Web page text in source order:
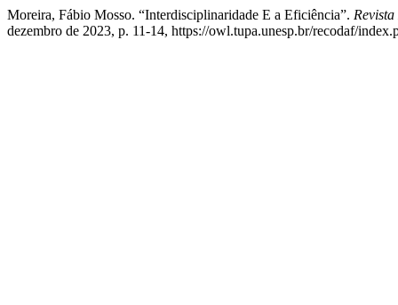
Moreira, Fábio Mosso. “Interdisciplinaridade E a Eficiência”.
dezembro de 2023, p. 11-14, https://owl.tupa.unesp.br/recodaf/